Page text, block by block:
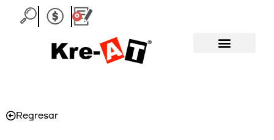
0
Carrito
Regresar